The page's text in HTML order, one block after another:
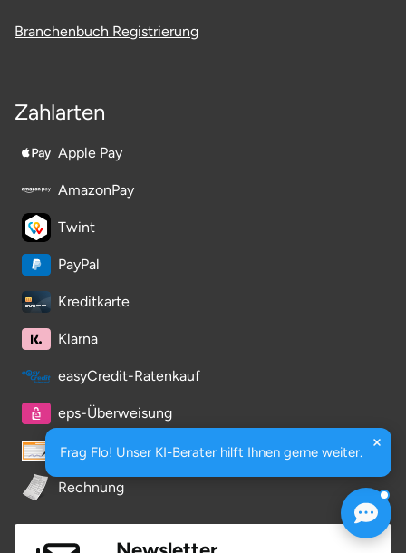
Frag Flo! Unser KI-Berater hilft Ihnen gerne weiter.
Branchenbuch Registrierung
Zahlarten
Apple Pay
AmazonPay
Twint
PayPal
Kreditkarte
Klarna
easyCredit-Ratenkauf
eps-Überweisung
Vorkasse
Rechnung